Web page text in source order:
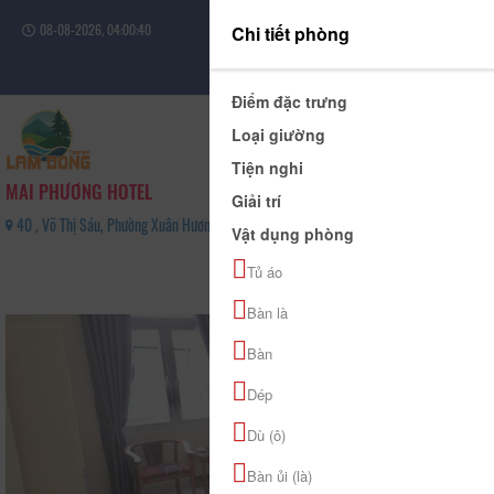
08-08-2026, 04:00:41
Đăng nhập
MAI PHƯƠNG HOTEL
40 , Võ Thị Sáu, Phường Xuân Hương - Đà Lạt, Tỉnh Lâm Đồng - 0989374449
Chi tiết phòng
Điểm đặc trưng
Loại giường
Tiện nghi
Giải trí
Vật dụng phòng
Tủ áo
Bàn là
Bàn
Dép
Dù (ô)
Bàn ủi (là)